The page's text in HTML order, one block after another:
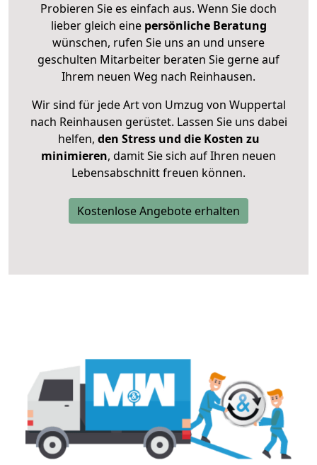
Probieren Sie es einfach aus. Wenn Sie doch
lieber gleich eine persönliche Beratung
wünschen, rufen Sie uns an und unsere
geschulten Mitarbeiter beraten Sie gerne auf
Ihrem neuen Weg nach Reinhausen.
Wir sind für jede Art von Umzug von Wuppertal
nach Reinhausen gerüstet. Lassen Sie uns dabei
helfen, den Stress und die Kosten zu
minimieren, damit Sie sich auf Ihren neuen
Lebensabschnitt freuen können.
Kostenlose Angebote erhalten